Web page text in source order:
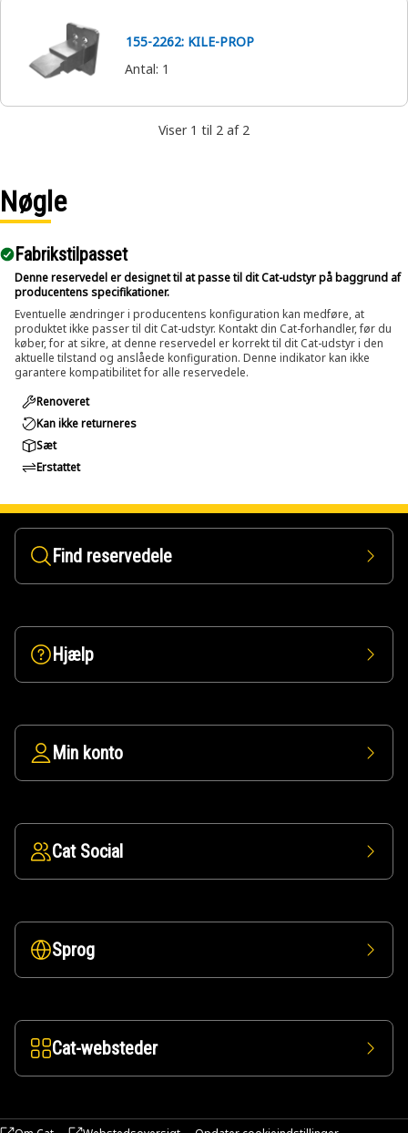
155-2262: KILE-PROP
Antal: 1
Viser 1 til 2 af 2
Nøgle
Fabrikstilpasset
Denne reservedel er designet til at passe til dit Cat-udstyr på baggrund af
producentens specifikationer.
Eventuelle ændringer i producentens konfiguration kan medføre, at
produktet ikke passer til dit Cat-udstyr. Kontakt din Cat-forhandler, før du
køber, for at sikre, at denne reservedel er korrekt til dit Cat-udstyr i den
aktuelle tilstand og anslåede konfiguration. Denne indikator kan ikke
garantere kompatibilitet for alle reservedele.
Renoveret
Kan ikke returneres
Sæt
Erstattet
Find reservedele
Hjælp
Min konto
Cat Social
Sprog
Cat-websteder